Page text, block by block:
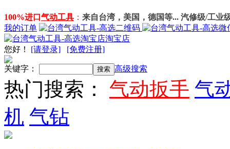
100%进口 气动工具 ： 来自台湾，美国，德国等... 汽修级/工业
我的订单
淘宝店
您好 ！ [请登录] [免费注册]
关键字： 高级搜索
热门搜索： 气动扳手 气
机 气钻